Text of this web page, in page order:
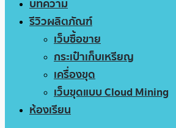
บทความ
รีวิวผลิตภัณฑ์
เว็บซื้อขาย
กระเป๋าเก็บเหรียญ
เครื่องขุด
เว็บขุดแบบ Cloud Mining
ห้องเรียน